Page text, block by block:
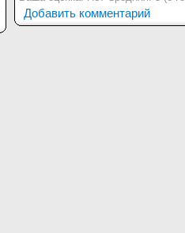
Добавить комментарий